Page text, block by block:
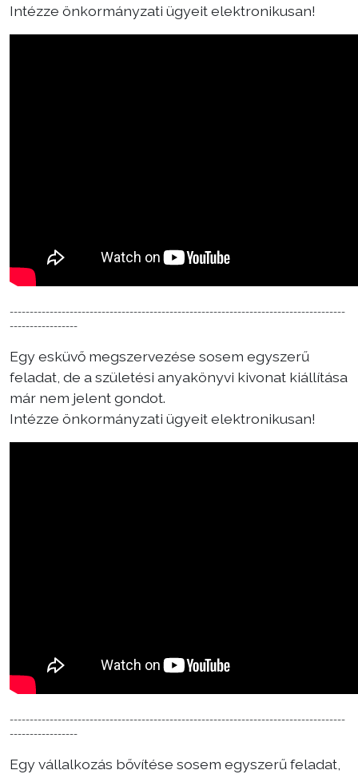
Intézze önkormányzati ügyeit elektronikusan!
------------------------------------------------------------------------------------
-----------------
Egy esküvő megszervezése sosem egyszerű
feladat, de a születési anyakönyvi kivonat kiállítása
már nem jelent gondot.
Intézze önkormányzati ügyeit elektronikusan!
------------------------------------------------------------------------------------
-----------------
Egy vállalkozás bővítése sosem egyszerű feladat,